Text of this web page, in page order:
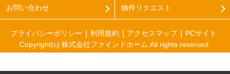
お問い合わせ 物件リクエスト
プライバシーポリシー 利用規約 アクセスマップ
PCサイト
Copyright(c) 株式会社ファインドホーム All rights reserved.